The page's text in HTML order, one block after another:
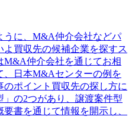
うに、M&A仲介会社などパ
買収先の候補企業を探すス
M&A仲介会社を通じてお相
、日本M&Aセンターの例を
ポイント買収先の探し方に
の2つがあり、譲渡案件型
書を通じて情報を開示し、